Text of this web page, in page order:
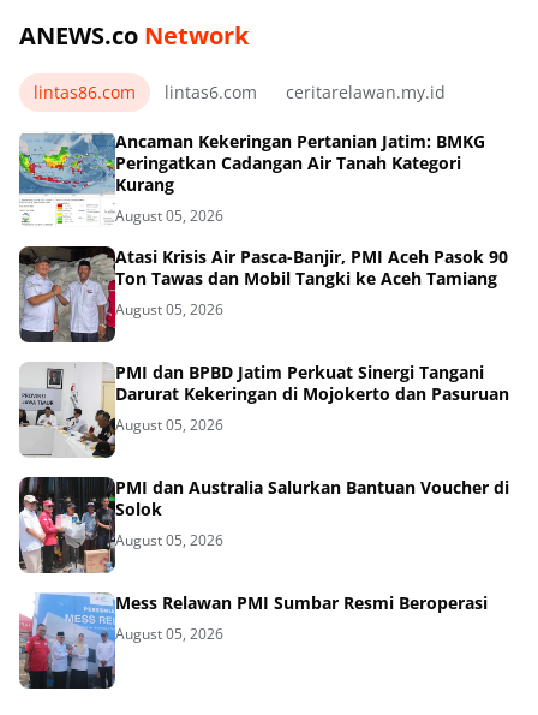
ANEWS.co Network
lintas86.com lintas6.com ceritarelawan.my.id
Ancaman Kekeringan Pertanian Jatim: BMKG
Peringatkan Cadangan Air Tanah Kategori
Kurang
August 05, 2026
Atasi Krisis Air Pasca-Banjir, PMI Aceh Pasok 90
Ton Tawas dan Mobil Tangki ke Aceh Tamiang
August 05, 2026
PMI dan BPBD Jatim Perkuat Sinergi Tangani
Darurat Kekeringan di Mojokerto dan Pasuruan
August 05, 2026
PMI dan Australia Salurkan Bantuan Voucher di
Solok
August 05, 2026
Mess Relawan PMI Sumbar Resmi Beroperasi
August 05, 2026